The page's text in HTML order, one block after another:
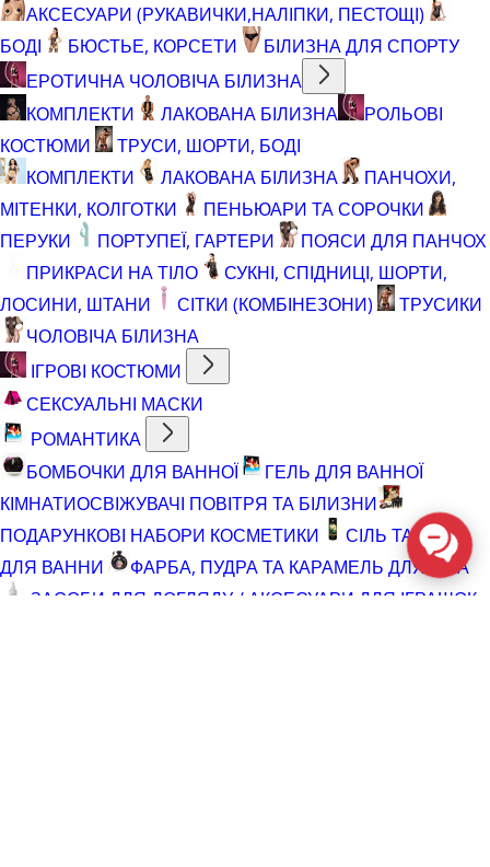
АКСЕСУАРИ (РУКАВИЧКИ,НАЛІПКИ, ПЕСТОЩІ)
БОДІ
БЮСТЬЕ, КОРСЕТИ
БІЛИЗНА ДЛЯ СПОРТУ
ЕРОТИЧНА ЧОЛОВІЧА БІЛИЗНА
КОМПЛЕКТИ
ЛАКОВАНА БІЛИЗНА
РОЛЬОВІ
КОСТЮМИ
ТРУСИ, ШОРТИ, БОДІ
КОМПЛЕКТИ
ЛАКОВАНА БІЛИЗНА
ПАНЧОХИ,
МІТЕНКИ, КОЛГОТКИ
ПЕНЬЮАРИ ТА СОРОЧКИ
ПЕРУКИ
ПОРТУПЕЇ, ГАРТЕРИ
ПОЯСИ ДЛЯ ПАНЧОХ
ПРИКРАСИ НА ТІЛО
СУКНІ, СПІДНИЦІ, ШОРТИ,
ЛОСИНИ, ШТАНИ
СІТКИ (КОМБІНЕЗОНИ)
ТРУСИКИ
ЧОЛОВІЧА БІЛИЗНА
ІГРОВІ КОСТЮМИ
СЕКСУАЛЬНІ МАСКИ
РОМАНТИКА
БОМБОЧКИ ДЛЯ ВАННОЇ
ГЕЛЬ ДЛЯ ВАННОЇ
КІМНАТИОСВІЖУВАЧІ ПОВІТРЯ ТА БІЛИЗНИ
ПОДАРУНКОВІ НАБОРИ КОСМЕТИКИ
СІЛЬ ТА ПІНА
ДЛЯ ВАННИ
ФАРБА, ПУДРА ТА КАРАМЕЛЬ ДЛЯ ТІЛА
ЗАСОБИ ДЛЯ ДОГЛЯДУ / АКСЕСУАРИ ДЛЯ ІГРАШОК